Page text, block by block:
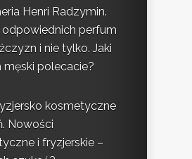
Henri Radzymin.
perfum
i nie tylko. Jaki
męski polecacie?
kosmetyczne
Nowości
i fryzjerskie –